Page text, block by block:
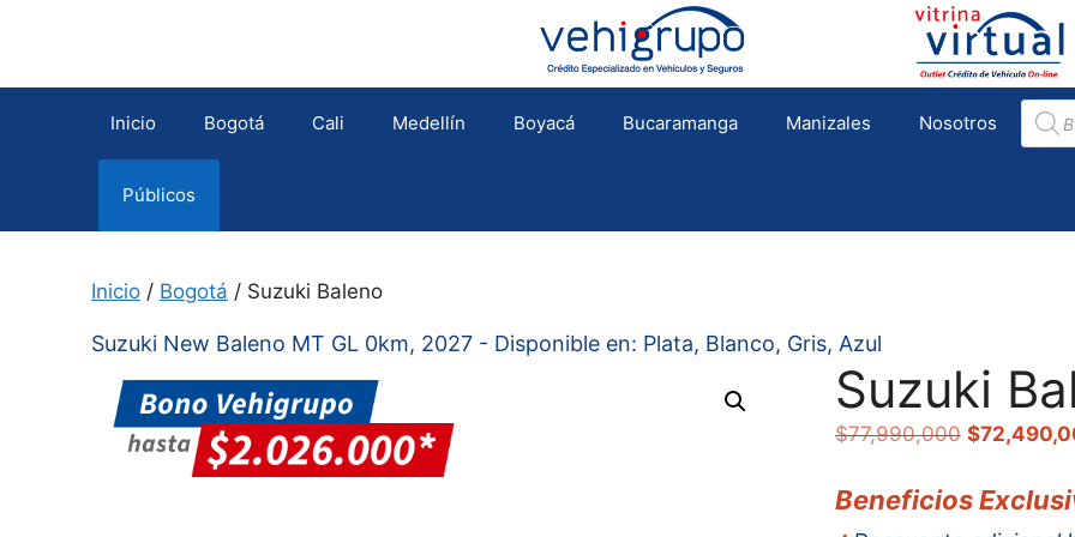
Inicio Bogotá Cali Medellín Boyacá Bucaramanga Manizales Nosotros
de
Públicos
Inicio / Bogotá / Suzuki Baleno
Suzuki New Baleno MT GL 0km, 2027 - Disponible en: Plata, Blanco, Gris, Azul
Suzuki
$77,990,000 El
original
$
Beneficios